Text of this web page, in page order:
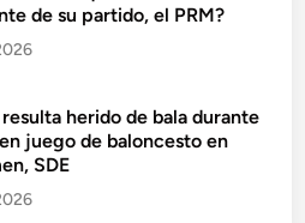
de su partido, el PRM?
herido de bala durante
juego de baloncesto en
SDE